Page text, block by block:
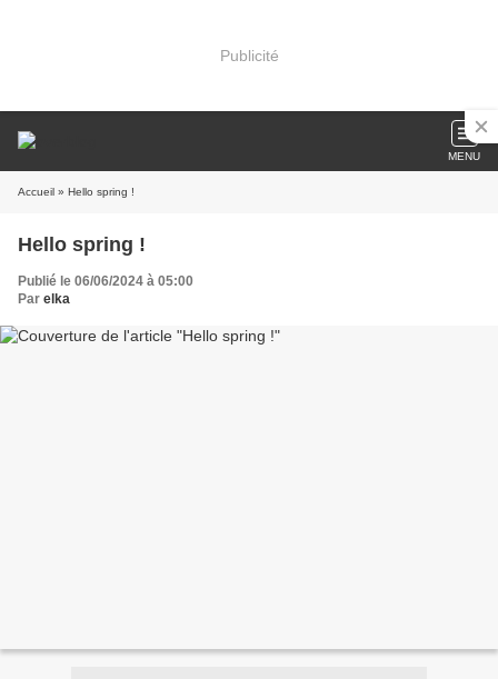
Publicité
MENU
Accueil » Hello spring !
Hello spring !
Publié le 06/06/2024 à 05:00
Par elka